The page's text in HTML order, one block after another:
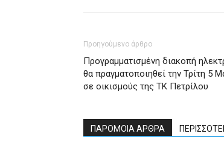
Προηγούμενο άρθρο
Προγραμματισμένη διακοπή
θα πραγματοποιηθεί την Τρίτη 5
σε οικισμούς της ΤΚ Πετρίλου
ΠΑΡΟΜΟΙΑ ΑΡΘΡΑ